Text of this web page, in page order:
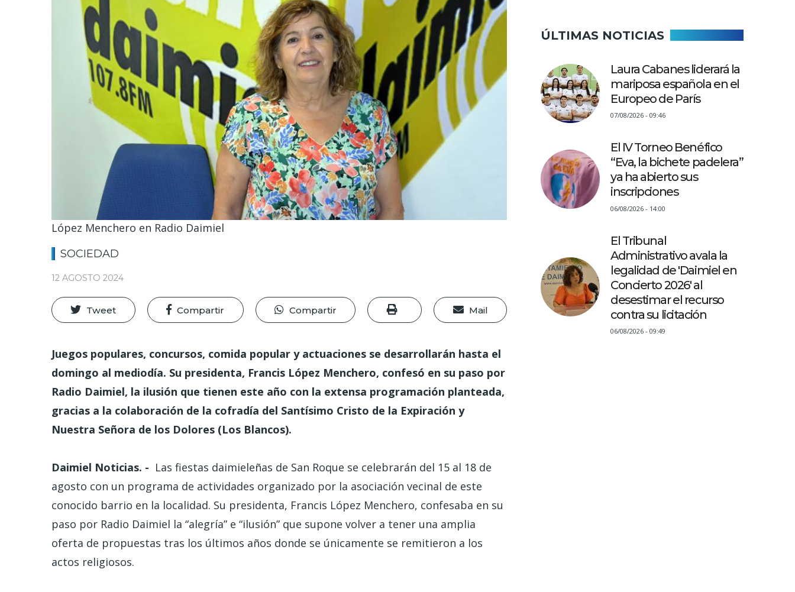
López Menchero en Radio Daimiel
SOCIEDAD
12 AGOSTO 2024
Tweet Compartir Compartir Mail
Juegos populares, concursos, comida popular y actuaciones se desarrollarán hasta el
domingo al mediodía. Su presidenta, Francis López Menchero, confesó en su paso por
Radio Daimiel, la ilusión que tienen este año con la extensa programación planteada,
gracias a la colaboración de la cofradía del Santísimo Cristo de la Expiración y
Nuestra Señora de los Dolores (Los Blancos).
Daimiel Noticias. - Las fiestas daimieleñas de San Roque se celebrarán del 15 al 18 de
agosto con un programa de actividades organizado por la asociación vecinal de este
conocido barrio en la localidad. Su presidenta, Francis López Menchero, confesaba en su
paso por Radio Daimiel la “alegría” e “ilusión” que supone volver a tener una amplia
oferta de propuestas tras los últimos años donde se únicamente se remitieron a los
actos religiosos.
ÚLTIMAS NOTICIAS
Laura Cabanes liderará la
mariposa española en el
Europeo de París
07/08/2026 - 09:46
El IV Torneo Benéfico
“Eva, la bichete padelera”
ya ha abierto sus
inscripciones
06/08/2026 - 14:00
El Tribunal
Administrativo avala la
legalidad de 'Daimiel en
Concierto 2026' al
desestimar el recurso
contra su licitación
06/08/2026 - 09:49